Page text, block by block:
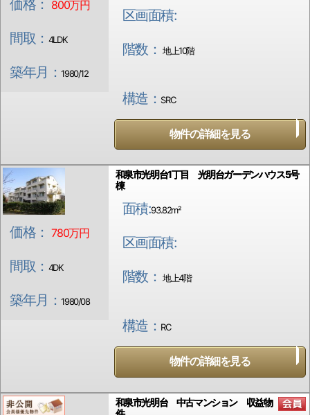
価格： 800万円
間取： 4LDK
築年月：1980/12
区画面積:
階数： 地上10階
構造： SRC
物件の詳細を見る
価格：780万円
間取： 4DK
築年月：1980/08
和泉市光明台1丁目 光明台ガーデンハウス5号
棟
面積:93.82m²
区画面積:
階数： 地上4階
構造： RC
物件の詳細を見る
和泉市光明台 中古マンション 収益物